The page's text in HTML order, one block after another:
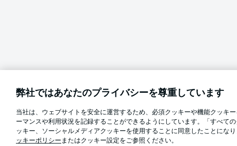
言語をお選びください
日本語
Football as it's meant to be
弊社ではあなたのプライバシーを尊重しています
当社は、ウェブサイトを安全に運営するため、必須クッキーや機能クッキ
ーマンスや利用状況を記録することができるようにしています。「すべて
ッキー、ソーシャルメディアクッキーを使用することに同意したことにな
ッキーポリシー またはクッキー設定をご参照ください。